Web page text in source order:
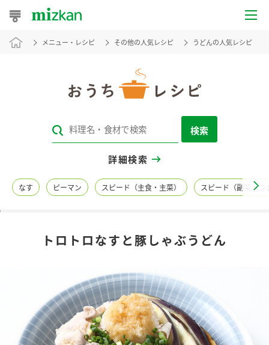
おうちレシピ
レシピカテゴリ一覧
レシピ名特集
商品情報
酢 調味酢
新商品一覧
キャンペーン情報
メニュー・レシピ その他の人気レシピ うどんの人気レシピ
検索
詳細検索
なす ピーマン スピード（主食・主菜） スピード（副菜・つ
トロトロなすと豚しゃぶうどん